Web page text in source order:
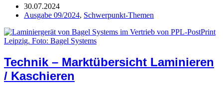
Veredelung
/
30.07.2024
Ausgabe 09/2024, Schwerpunkt-Themen
Technik – Marktübersicht Laminieren
/ Kaschieren